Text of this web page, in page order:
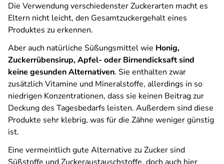
Die Verwendung verschiedenster Zuckerarten macht es
Eltern nicht leicht, den Gesamtzuckergehalt eines
Produktes zu erkennen.
Aber auch natürliche Süßungsmittel wie Honig,
Zuckerrübensirup, Apfel- oder Birnendicksaft sind
keine gesunden Alternativen. Sie enthalten zwar
zusätzlich Vitamine und Mineralstoffe, allerdings in so
niedrigen Konzentrationen, dass sie keinen Beitrag zur
Deckung des Tagesbedarfs leisten. Außerdem sind diese
Produkte sehr klebrig, was für die Zähne weniger günstig
ist.
Eine vermeintlich gute Alternative zu Zucker sind